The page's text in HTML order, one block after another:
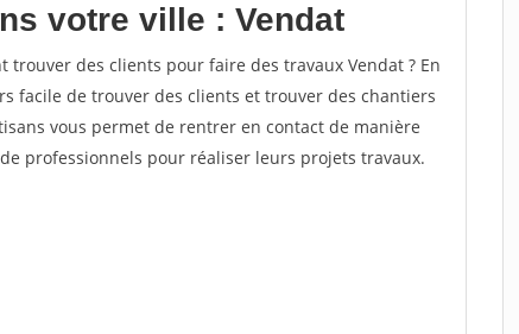
votre ville : Vendat
trouver des clients pour faire des travaux Vendat ? En
facile de trouver des clients et trouver des chantiers
vous permet de rentrer en contact de manière
professionnels pour réaliser leurs projets travaux.